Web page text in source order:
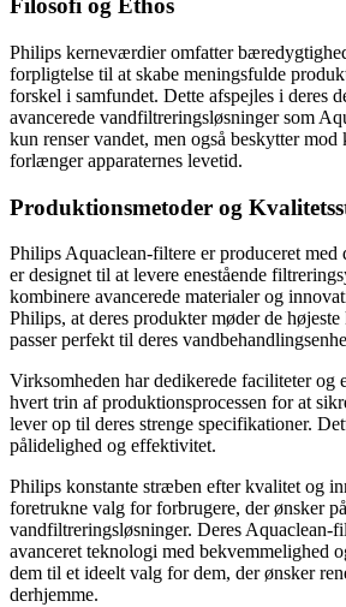
Filosofi og Ethos
Philips kerneværdier omfatter
forpligtelse til at skabe meningsfulde
forskel i samfundet. Dette afspejles i deres
avancerede vandfiltreringsløsninger som
kun renser vandet, men også beskytter
forlænger apparaternes levetid.
Produktionsmetoder og
Philips Aquaclean-filtere er produceret med
er designet til at levere enestående
kombinere avancerede materialer og
Philips, at deres produkter møder de
passer perfekt til deres
Virksomheden har dedikerede faciliteter og
hvert trin af produktionsprocessen for at
lever op til deres strenge specifikationer.
pålidelighed og effektivitet.
Philips konstante stræben efter kvalitet og
foretrukne valg for forbrugere, der ønsker
vandfiltreringsløsninger. Deres Aquaclean-
avanceret teknologi med bekvemmelighed
dem til et ideelt valg for dem, der ønsker
derhjemme.